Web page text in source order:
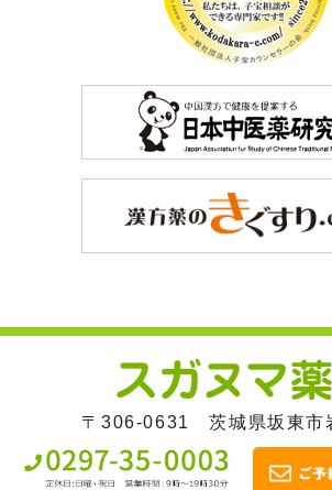
〒306-0631 茨城県坂東市